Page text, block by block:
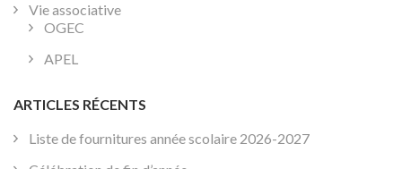
Vie associative
OGEC
APEL
ARTICLES RÉCENTS
Liste de fournitures année scolaire 2026-2027